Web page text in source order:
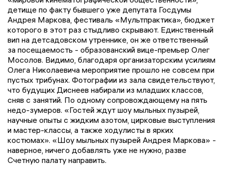
детище по факту бывшего уже депутата Госдумы
Андрея Маркова, фестиваль «Мультпрактика», бюджет
которого в этот раз стыдливо скрывают. Единственный
вип на детсадовском утреннике, он же ответственный
за посещаемость - образованский вице-премьер Олег
Мосолов. Видимо, благодаря организаторским усилиям
Олега Николаевича мероприятие прошло не совсем при
пустых трибунах. Фотографии из зала свидетельствуют,
что будущих Диснеев набирали из младших классов,
сняв с занятий. По одному сопровождающему на пять
недо-зумеров. «Гостей ждут шоу мыльных пузырей,
научные опыты с жидким азотом, цирковые выступления
и мастер-классы, а также ходулисты в ярких
костюмах». «Шоу мыльных пузырей Андрея Маркова» -
наверное, ничего добавлять уже не нужно, разве
Счетную палату направить.